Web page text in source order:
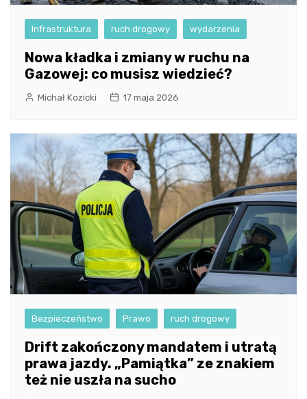
Infrastruktura ruch drogowy wydarzenia
Nowa kładka i zmiany w ruchu na
Gazowej: co musisz wiedzieć?
Michał Kozicki 17 maja 2026
Bezpieczeństwo Prawo ruch drogowy
Drift zakończony mandatem i utratą
prawa jazdy. „Pamiątka” ze znakiem
też nie uszła na sucho